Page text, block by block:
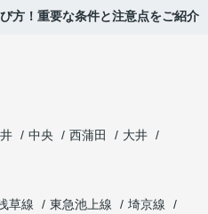
方！重要な条件と注意点をご紹介
中央 西蒲田
大井
草線 東急池上線
埼京線